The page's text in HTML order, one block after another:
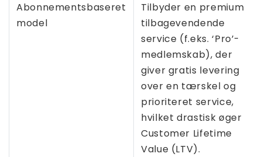
Abonnementsbaseret
model
Tilbyder en premium
tilbagevendende
service (f.eks. ‘Pro’-
medlemskab), der
giver gratis levering
over en tærskel og
prioriteret service,
hvilket drastisk øger
Customer Lifetime
Value (LTV).